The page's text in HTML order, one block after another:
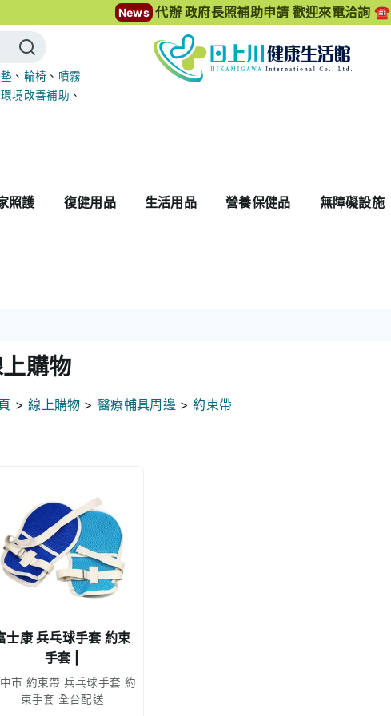
News 代辦 政府長照補助申請 歡迎來電洽詢 ☎️
、 輪椅 、 噴霧
環境改善補助 、
照護 復健用品 生活用品 營養保健品 無障礙設施
購物
>線上購物 >醫療輔具周邊 >約束帶
士康 兵乓球手套 約束
手套 |
市 約束帶 兵乓球手套 約
束手套 全台配送